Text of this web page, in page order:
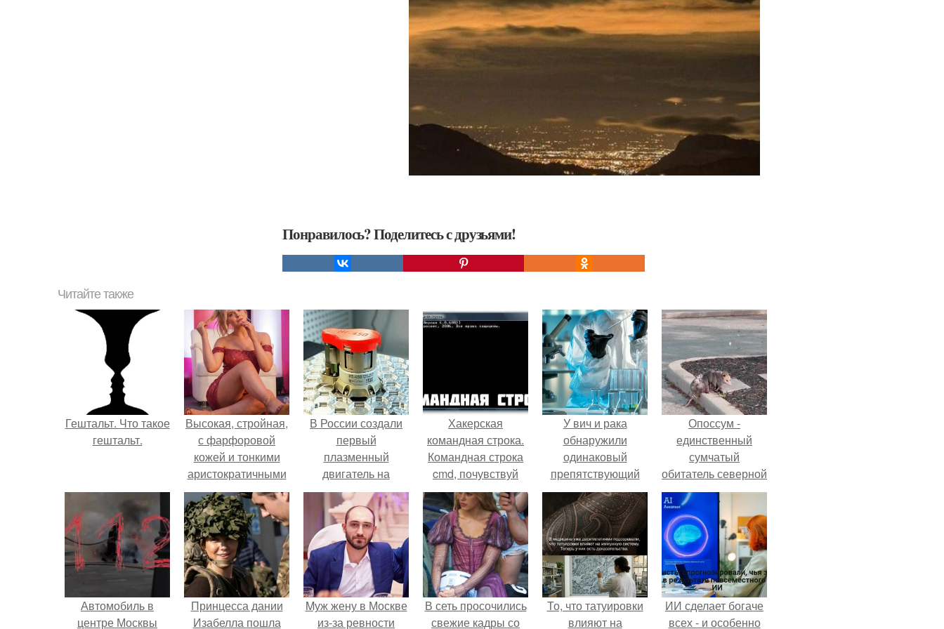
Понравилось? Поделитесь с друзьями!
Читайте также
Гештальт. Что такое
гештальт.
Высокая, стройная,
с фарфоровой
кожей и тонкими
аристократичными
чертами, эль
выглядит так, будто
сошла с полотна
художника.
В России создали
первый
плазменный
двигатель на
криптоне.
Хакерская
командная строка.
Командная строка
cmd, почувствуй
себя хакером.
У вич и рака
обнаружили
одинаковый
препятствующий
лечению механизм.
Опоссум -
единственный
сумчатый
обитатель северной
америки.
Автомобиль в
центре Москвы
Принцесса дании
Изабелла пошла
Mуж жену в Москве
из-за ревности
В сеть просочились
свежие кадры со
То, что татуировки
влияют на
ИИ сделает богаче
всех - и особенно